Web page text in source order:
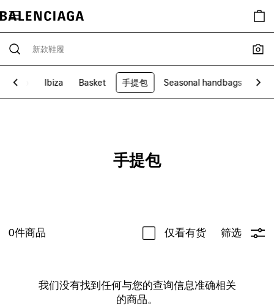
Bistro Ibiza Basket 手提包 Seasonal handbags Ice
手提包
0件商品 仅看有货 筛选
我们没有找到任何与您的查询信息准确相关
的商品。